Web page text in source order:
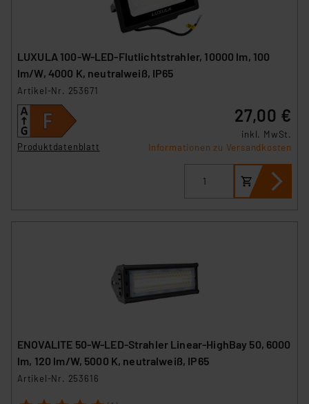
LUXULA 100-W-LED-Flutlichtstrahler, 10000 lm, 100
lm/W, 4000 K, neutralweiß, IP65
Artikel-Nr. 253671
Produktdatenblatt
27,00 €
inkl. MwSt.
Informationen zu Versandkosten
ENOVALITE 50-W-LED-Strahler Linear-HighBay 50, 6000
lm, 120 lm/W, 5000 K, neutralweiß, IP65
Artikel-Nr. 253616